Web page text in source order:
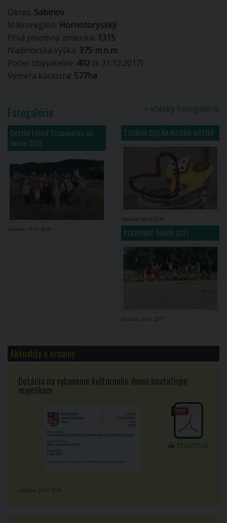
Okres: Sabinov
Mikroregión: Hornotorysský
Prvá písomná zmienka: 1315
Nadmorská výška: 375 m.n.m.
Počet obyvateľov: 402 (k 31.12.2017)
Výmera katastra: 577ha
» všetky fotogalérie
Fotogalérie
Detská Letná Stanovačka na
Valale 2019
vložená: 11.07.2019
TVORIVÁ DIELŇA KU DŇU MATIEK
vložená: 05.05.2019
POLDENNÝ TÁBOR 2017
vložená: 31.07.2017
Aktuality a oznamy
Dotácia na vybavenie kultúrneho domu hnuteľným
majetkom
stiahnuť
vložené: 23.07.2026